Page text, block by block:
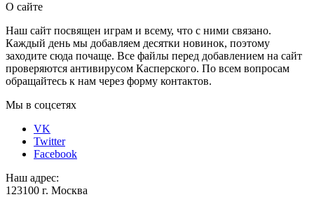
О сайте
Наш сайт посвящен играм и всему, что с ними связано.
Каждый день мы добавляем десятки новинок, поэтому
заходите сюда почаще. Все файлы перед добавлением на сайт
проверяются антивирусом Касперского. По всем вопросам
обращайтесь к нам через форму контактов.
Мы в соцсетях
VK
Twitter
Facebook
Наш адрес:
123100 г. Москва